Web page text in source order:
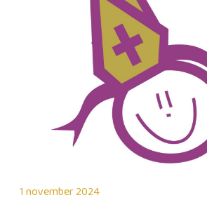
1 november 2024